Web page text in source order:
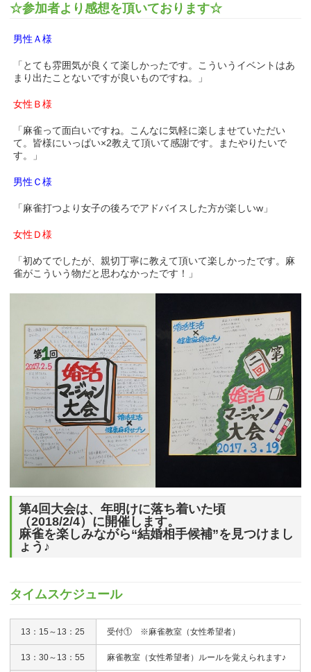
☆参加者より感想を頂いております☆
男性Ａ様
「とても雰囲気が良くて楽しかったです。こういうイベントはあ
まり出たことないですが良いものですね。」
女性Ｂ様
「麻雀って面白いですね。こんなに気軽に楽しませていただい
て。皆様にいっぱい×2教えて頂いて感謝です。またやりたいで
す。」
男性Ｃ様
「麻雀打つより女子の後ろでアドバイスした方が楽しいw」
女性Ｄ様
「初めてでしたが、親切丁寧に教えて頂いて楽しかったです。麻
雀がこういう物だと思わなかったです！」
第4回大会は、年明けに落ち着いた頃
（2018/2/4）に開催します。
麻雀を楽しみながら“結婚相手候補”を見つけまし
ょう♪
タイムスケジュール
13：15～13：25 受付① ※麻雀教室（女性希望者）
13：30～13：55 麻雀教室（女性希望者）ルールを覚えられます♪